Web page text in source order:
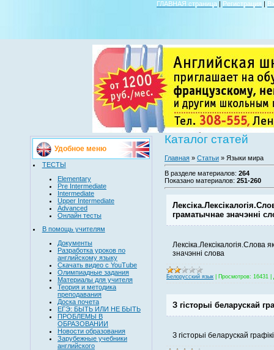
ГЛАВНАЯ страница | Регистрация |
Удобное меню
ТЕСТЫ
Elementary
Pre Intermediate
Intermediate
Upper Intermediate
Advanced
Онлайн тесты
В помощь учителям
Документы
Разработка уроков по
английскому языку
Скачать видео с YouTube
Олимпиадные задания
Материалы для учителя
Теория и методика
преподавания
Доска почета
ЕГЭ: БЫТЬ ИЛИ НЕ БЫТЬ
ПРОБЛЕМЫ В
ОБРАЗОВАНИИ
Новости образования
Зарубежные учебники
английского
Каталог статей
Главная » Статьи » Языки мира
В разделе материалов: 264
Показано материалов: 251-260
граматычнае значэнні
Лексіка.Лексікалогія.Слова
значэнні слова
Белорусский язык Просмотров: 16431
З гісторыі беларускай
З гісторыі беларускай